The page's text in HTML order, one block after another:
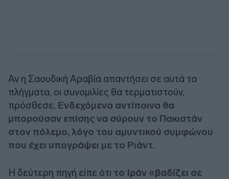
Αν η Σαουδική Αραβία απαντήσει σε αυτά τα
πλήγματα, οι συνομιλίες θα τερματιστούν,
πρόσθεσε. Ενδεχόμενα αντίποινα θα
μπορούσαν επίσης να σύρουν το Πακιστάν
στον πόλεμο, λόγο του αμυντικού συμφώνου
που έχει υπογράψει με το Ριάντ.
Η δεύτερη πηγή είπε ότι το Ιράν «βαδίζει σε